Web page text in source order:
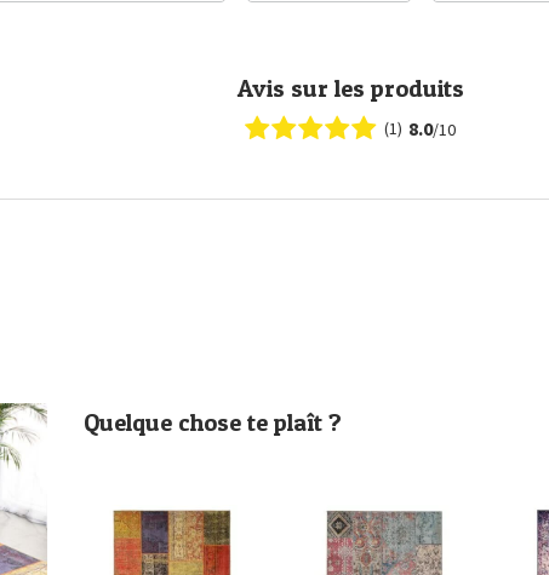
Avis sur les produits
(1) 8.0/10
Quelque chose te plaît ?